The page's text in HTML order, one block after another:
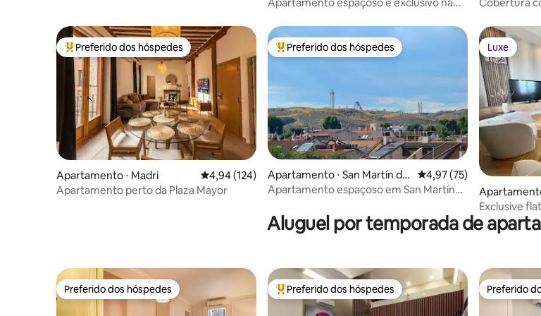
Entre os melhores preferidos dos hóspedes
Preferido dos hóspedes
Apartamento ⋅ Madri 4,94 de uma avaliação média de 5, 124 avaliações
4,94 (124)
Apartamento perto da Plaza Mayor
Entre os melhores preferidos dos hóspedes
Preferido dos hóspedes
Apartamento ⋅ San Martín de
la Vega
4,97 de uma avaliação
4,97 (75)
Apartamento espaçoso em San Martín
Luxe
Luxe
Exclusive
Aluguel por temporada de
Preferido dos hóspedes
Preferido dos hóspedes Entre os melhores preferidos dos hóspedes
Preferido dos hóspedes Preferido
Preferido